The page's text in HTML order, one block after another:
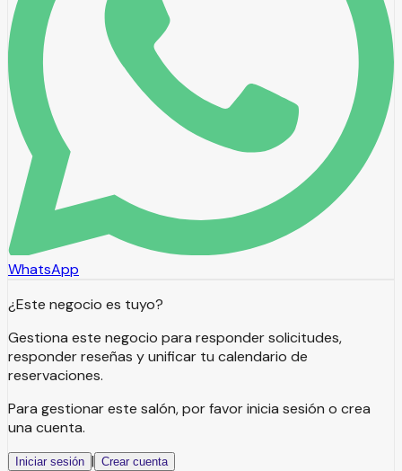
WhatsApp
¿Este negocio es tuyo?
Gestiona este negocio para responder solicitudes,
responder reseñas y unificar tu calendario de
reservaciones.
Para gestionar este salón, por favor inicia sesión o crea
una cuenta.
Iniciar sesión | Crear cuenta